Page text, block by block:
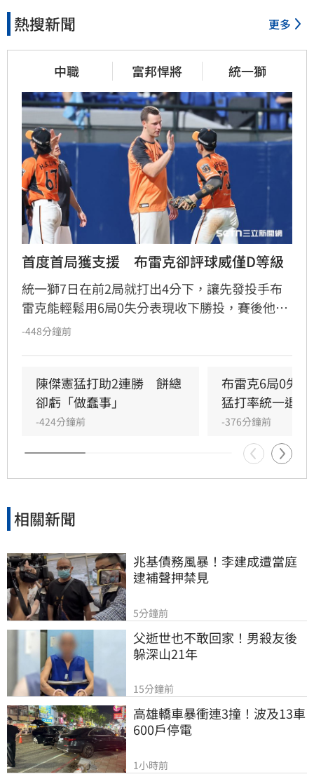
熱搜新聞 更多
中職 富邦悍將 統一獅
首度首局獲支援　布雷克卻評球威僅D等級
統一獅7日在前2局就打出4分下，讓先發投手布
雷克能輕鬆用6局0失分表現收下勝投，賽後他也
表示今晚投球特別輕鬆，但反而檢討自己的投球
-448分鐘前
陳傑憲猛打助2連勝　餅總
卻虧「做蠢事」
-424分鐘前
布雷克6局0失
猛打率統一退富
-376分鐘前
相關新聞
兆基債務風暴！李建成遭當庭
逮補聲押禁見
5分鐘前
父逝世也不敢回家！男殺友後
躲深山21年
15分鐘前
高雄轎車暴衝連3撞！波及13車
600戶停電
1小時前